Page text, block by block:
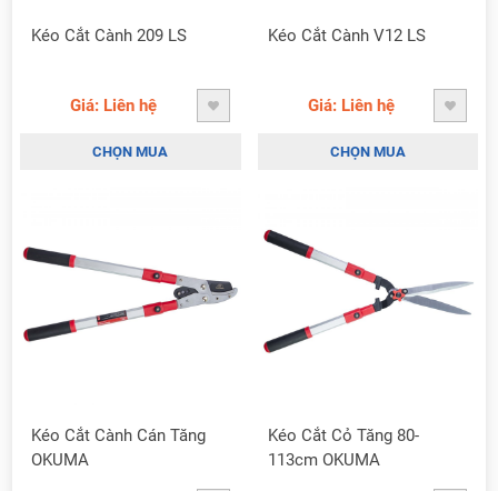
Kéo Cắt Cành 209 LS
Giá: Liên hệ
CHỌN MUA
Kéo Cắt Cành V12 LS
Giá: Liên hệ
CHỌN MUA
Kéo Cắt Cành Cán Tăng
OKUMA
Kéo Cắt Cỏ Tăng 80-
113cm OKUMA